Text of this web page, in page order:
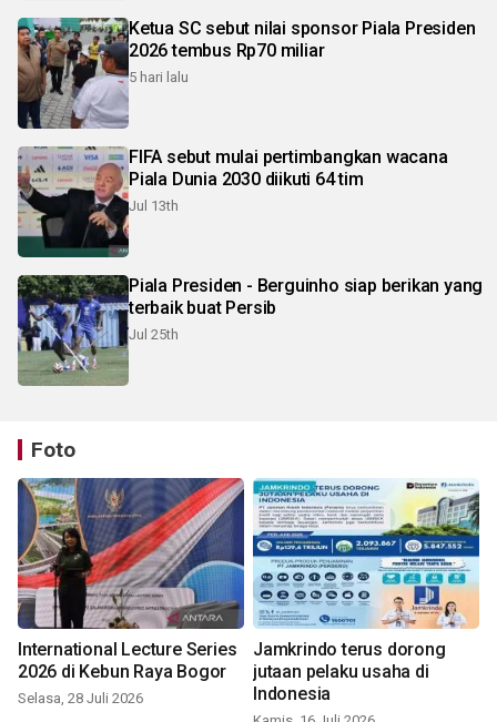
Ketua SC sebut nilai sponsor Piala Presiden
2026 tembus Rp70 miliar
5 hari lalu
FIFA sebut mulai pertimbangkan wacana
Piala Dunia 2030 diikuti 64 tim
Jul 13th
Piala Presiden - Berguinho siap berikan yang
terbaik buat Persib
Jul 25th
Foto
International Lecture Series
2026 di Kebun Raya Bogor
Selasa, 28 Juli 2026
Jamkrindo terus dorong
jutaan pelaku usaha di
Indonesia